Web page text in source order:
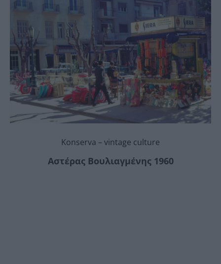
Konserva – vintage culture
Αστέρας Βουλιαγμένης 1960